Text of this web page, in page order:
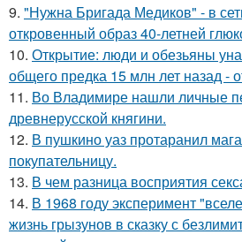
9. "Нужна Бригада Медиков" - в
откровенный образ 40-летней
10. Открытие: люди и обезьяны
общего предка 15 млн лет назад -
11. Во Владимире нашли личные
древнерусской княгини.
12. В пушкино уаз протаранил
покупательницу.
13. В чем разница восприятия
14. В 1968 году эксперимент
жизнь грызунов в сказку с